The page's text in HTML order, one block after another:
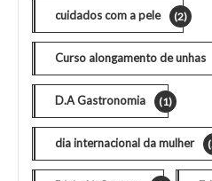
cuidados com a pele (2)
Curso alongamento de unhas
D.A Gastronomia (1)
dia internacional da mulher